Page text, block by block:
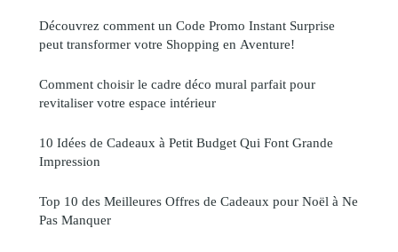
Découvrez comment un Code Promo Instant Surprise
peut transformer votre Shopping en Aventure!
Comment choisir le cadre déco mural parfait pour
revitaliser votre espace intérieur
10 Idées de Cadeaux à Petit Budget Qui Font Grande
Impression
Top 10 des Meilleures Offres de Cadeaux pour Noël à Ne
Pas Manquer